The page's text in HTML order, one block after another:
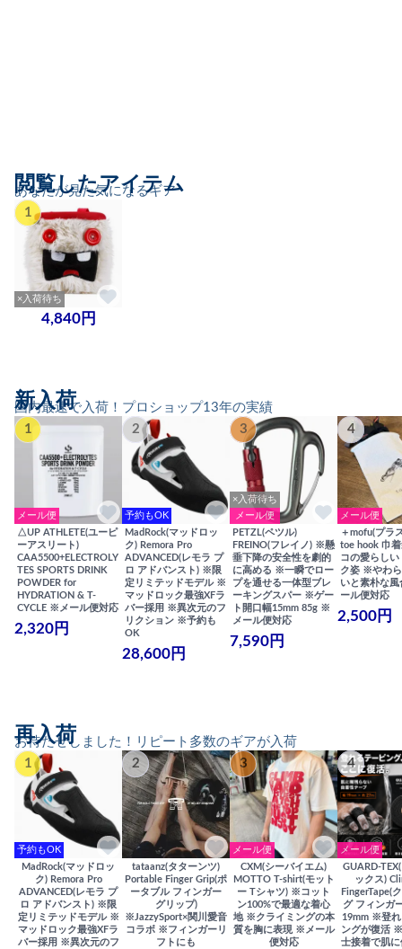
あなたが見た気になるギア
閲覧したアイテム
1
×入荷待ち
4,840円
国内最速で入荷！プロショップ13年の実績
新入荷
1
メール便
△UP ATHLETE(ユーピ
ーアスリート)
CAA5500+ELECTROLY
TES SPORTS DRINK
POWDER for
HYDRATION & T-
CYCLE ※メール便対応
2,320円
2
予約もOK
MadRock(マッドロッ
ク) Remora Pro
ADVANCED(レモラ プ
ロ アドバンスト) ※限
定リミテッドモデル ※
マッドロック最強XFラ
バー採用 ※異次元のフ
リクション ※予約も
OK
28,600円
3
×入荷待ち
メール便
PETZL(ペツル)
FREINO(フレイノ) ※懸
垂下降の安全性を劇的
に高める ※一瞬でロー
プを通せる一体型ブレ
ーキングスパー ※ゲー
ト開口幅15mm 85g ※
メール便対応
7,590円
4
メール便
＋mofu(プラ
toe hook 巾
コの愛らしい
ク姿 ※やわ
いと素朴な
ール便対応
2,500円
お待たせしました！リピート多数のギアが入荷
再入荷
1
予約もOK
MadRock(マッドロッ
ク) Remora Pro
ADVANCED(レモラ プ
ロ アドバンスト) ※限
定リミテッドモデル ※
マッドロック最強XFラ
バー採用 ※異次元のフ
2
tataanz(タターンツ)
Portable Finger Grip(ポ
ータブル フィンガー
グリップ)
※JazzySport×関川愛音
コラボ ※フィンガーリ
フトにも
3
メール便
CXM(シーバイエム)
MOTTO T-shirt(モット
ー Tシャツ) ※コット
ン100%で最適な着心
地 ※クライミングの本
質を胸に表現 ※メール
便対応
4
メール便
GUARD-
ックス)
FingerTape(
グ フィンガ
19mm ※登れ
ングが復活
士接着で肌